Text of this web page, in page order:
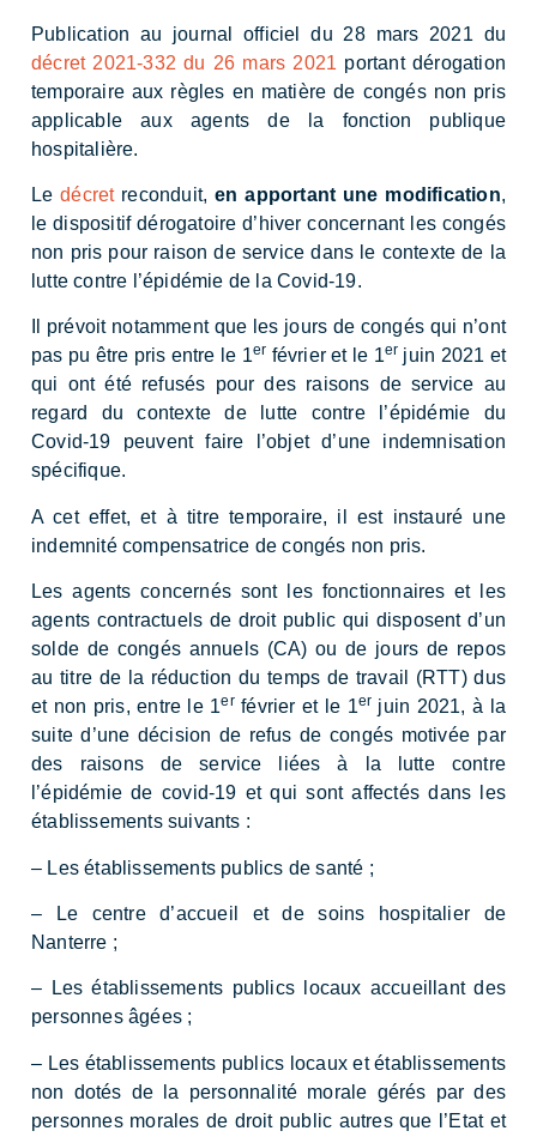
Publication au journal officiel du 28 mars 2021 du
décret 2021-332 du 26 mars 2021 portant dérogation
temporaire aux règles en matière de congés non pris
applicable aux agents de la fonction publique
hospitalière.
Ledécretreconduit,en apportant une modification,
le dispositif dérogatoire d’hiver concernant les congés
non pris pour raison de service dans le contexte de la
lutte contre l’épidémie de la Covid-19.
Il prévoit notamment que les jours de congés qui n’ont
pas pu être pris entre le 1er février et le 1er juin 2021 et
qui ont été refusés pour des raisons de service au
regard du contexte de lutte contre l’épidémie du
Covid-19 peuvent faire l’objet d’une indemnisation
spécifique.
A cet effet, et à titre temporaire, il est instauré une
indemnité compensatrice de congés non pris.
Les agents concernés sont les fonctionnaires et les
agents contractuels de droit public qui disposent d’un
solde de congés annuels (CA) ou de jours de repos
au titre de la réduction du temps de travail (RTT) dus
et non pris, entre le 1er février et le 1er juin 2021, à la
suite d’une décision de refus de congés motivée par
des raisons de service liées à la lutte contre
l’épidémie de covid-19 et qui sont affectés dans les
établissements suivants :
– Les établissements publics de santé ;
– Le centre d’accueil et de soins hospitalier de
Nanterre ;
– Les établissements publics locaux accueillant des
personnes âgées ;
– Les établissements publics locaux et établissements
non dotés de la personnalité morale gérés par des
personnes morales de droit public autres que l’Etat et